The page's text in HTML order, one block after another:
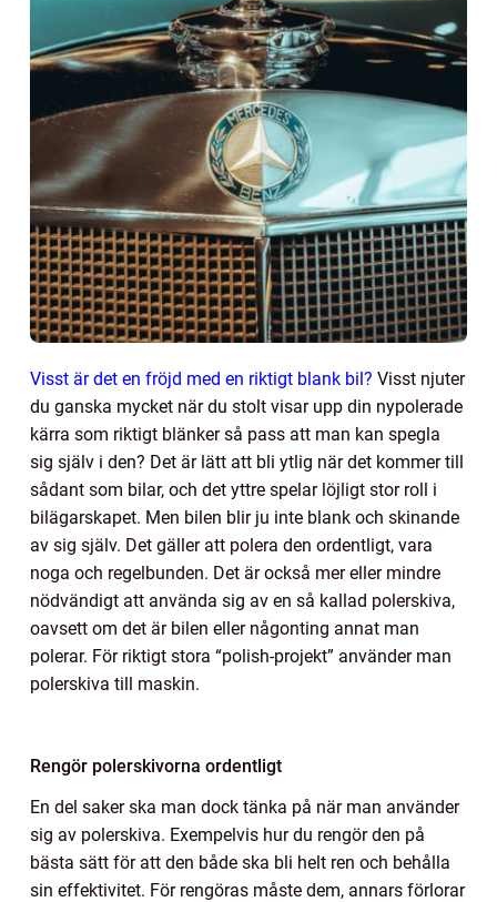
Visst är det en fröjd med en riktigt blank bil? Visst njuter
du ganska mycket när du stolt visar upp din nypolerade
kärra som riktigt blänker så pass att man kan spegla
sig själv i den? Det är lätt att bli ytlig när det kommer till
sådant som bilar, och det yttre spelar löjligt stor roll i
bilägarskapet. Men bilen blir ju inte blank och skinande
av sig själv. Det gäller att polera den ordentligt, vara
noga och regelbunden. Det är också mer eller mindre
nödvändigt att använda sig av en så kallad polerskiva,
oavsett om det är bilen eller någonting annat man
polerar. För riktigt stora “polish-projekt” använder man
polerskiva till maskin.
Rengör polerskivorna ordentligt
En del saker ska man dock tänka på när man använder
sig av polerskiva. Exempelvis hur du rengör den på
bästa sätt för att den både ska bli helt ren och behålla
sin effektivitet. För rengöras måste dem, annars förlorar